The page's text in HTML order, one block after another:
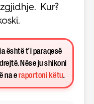
Kur?
është t’i paraqesë
Nëse ju shikoni
na e raportoni këtu.